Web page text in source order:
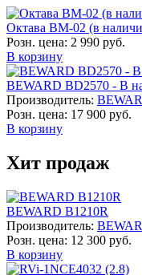
Октава ВМ-02 (в
Розн. цена: 2 990 руб.
В корзину
BEWARD BD2570 - В
Производитель:
Розн. цена: 17 900 руб.
В корзину
Хит продаж
BEWARD B1210R
Производитель:
Розн. цена: 12 300 руб.
В корзину